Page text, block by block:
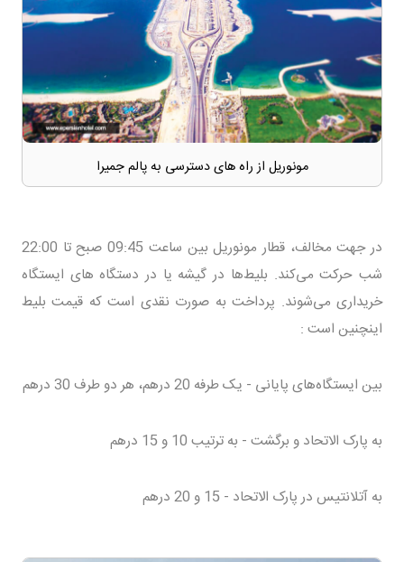
مونوریل از راه های دسترسی به پالم جمیرا
در جهت مخالف، قطار مونوریل بین ساعت 09:45 صبح تا 22:00
شب حرکت می‌کند. بلیط‌ها در گیشه یا در دستگاه های ایستگاه
خریداری می‌شوند. پرداخت به صورت نقدی است که قیمت بلیط
اینچنین است :
بین ایستگاه‌های پایانی - یک طرفه 20 درهم، هر دو طرف 30 درهم
به پارک الاتحاد و برگشت - به ترتیب 10 و 15 درهم
به آتلانتیس در پارک الاتحاد - 15 و 20 درهم